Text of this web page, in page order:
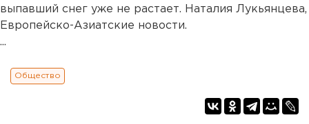
выпавший снег уже не растает. Наталия Лукьянцева,
Европейско-Азиатские новости.
...
Общество